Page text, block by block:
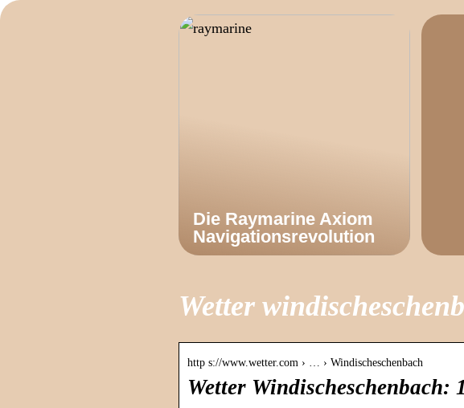
Die Raymarine Axiom
Navigationsrevolution
Wetter
http s://www.wetter.com › … › Windischeschenbach
Wetter Windischeschenbach: